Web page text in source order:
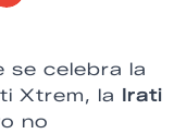
se celebra la
Xtrem, la
Irati
no